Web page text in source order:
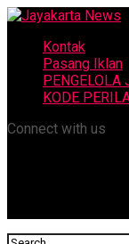
Kontak
Pasang Iklan
PENGELOLA
KODE
Connect with us